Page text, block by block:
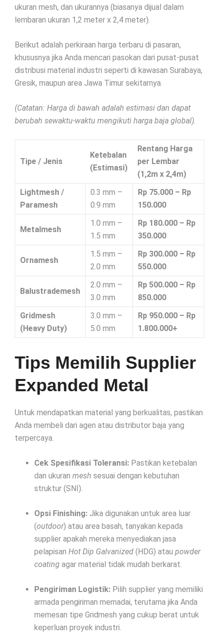
ukuran mesh, dan ukurannya (biasanya dijual dalam
lembaran ukuran 1,2 meter x 2,4 meter).
Berikut adalah perkiraan harga terbaru di pasaran,
khususnya jika Anda mencari pasokan dari pusat-pusat
distribusi material industri seperti di kawasan Surabaya,
Gresik, maupun area Jawa Timur sekitarnya.
(Catatan: Harga di bawah adalah estimasi dan dapat
berubah sewaktu-waktu mengikuti harga baja global).
Tipe / Jenis
Ketebalan
(Estimasi)
Rentang Harga
per Lembar
(1,2m x 2,4m)
Lightmesh /
Paramesh
0.3 mm –
0.9 mm
Rp 75.000 – Rp
150.000
Metalmesh
1.0 mm –
1.5 mm
Rp 180.000 – Rp
350.000
Ornamesh
1.5 mm –
2.0 mm
Rp 300.000 – Rp
550.000
Balustrademesh
2.0 mm –
3.0 mm
Rp 500.000 – Rp
850.000
Gridmesh
(Heavy Duty)
3.0 mm –
5.0 mm
Rp 950.000 – Rp
1.800.000+
Tips Memilih Supplier
Expanded Metal
Untuk mendapatkan material yang berkualitas, pastikan
Anda membeli dari agen atau distributor baja yang
terpercaya.
Cek Spesifikasi Toleransi: Pastikan ketebalan
dan ukuran mesh sesuai dengan kebutuhan
struktur (SNI).
Opsi Finishing: Jika digunakan untuk area luar
(outdoor) atau area basah, tanyakan kepada
supplier apakah mereka menyediakan jasa
pelapisan Hot Dip Galvanized (HDG) atau powder
coating agar material tidak mudah berkarat.
Pengiriman Logistik: Pilih supplier yang memiliki
armada pengiriman memadai, terutama jika Anda
memesan tipe Gridmesh yang cukup berat untuk
keperluan proyek industri.